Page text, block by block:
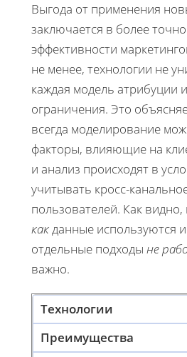
Выгода от применения
заключается в более
эффективности
не менее, технологии не
каждая модель атрибуции
ограничения. Это
всегда моделирование
факторы, влияющие на
и анализ происходят в
учитывать кросс-
пользователей. Как
какданные используются и
отдельные подходы не
важно.
Технологии
Преимущества